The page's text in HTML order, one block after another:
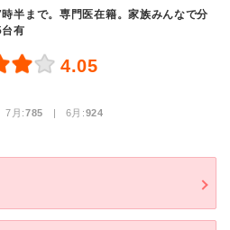
半まで。専門医在籍。家族みんなで分
有
4.05
7月:785 | 6月:924